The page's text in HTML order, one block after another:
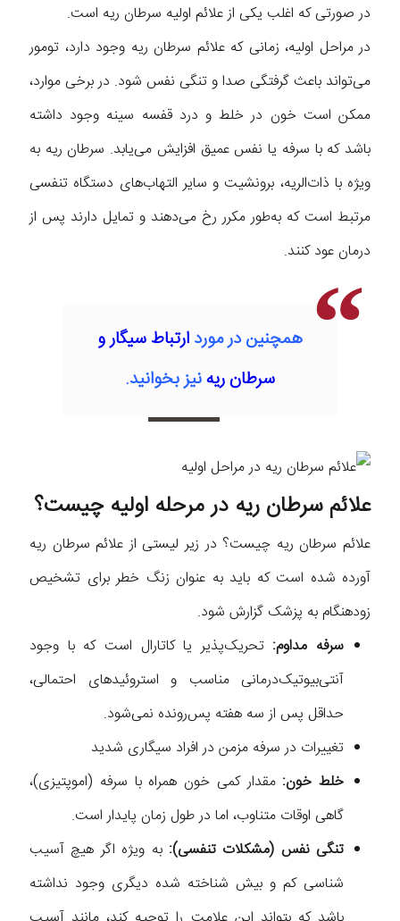
در صورتی که اغلب یکی از علائم اولیه سرطان ریه است.
در مراحل اولیه، زمانی که علائم سرطان ریه وجود دارد، تومور
می‌تواند باعث گرفتگی صدا و تنگی نفس شود. در برخی موارد،
ممکن است خون در خلط و درد قفسه سینه وجود داشته
باشد که با سرفه یا نفس عمیق افزایش می‌یابد. سرطان ریه به
ویژه با ذات‌الریه، برونشیت و سایر التهاب‌های دستگاه تنفسی
مرتبط است که به‌طور مکرر رخ می‌دهند و تمایل دارند پس از
درمان عود کنند.
همچنین در موردارتباط سیگار و
سرطان ریهنیز بخوانید.
علائم سرطان ریه در مرحله اولیه چیست؟
علائم سرطان ریه چیست؟ در زیر لیستی از علائم سرطان ریه
آورده شده است که باید به عنوان زنگ خطر برای تشخیص
زودهنگام به پزشک گزارش شود.
سرفه مداوم: تحریک‌پذیر یا کاتارال است که با وجود
آنتی‌بیوتیک‌درمانی مناسب و استروئیدهای احتمالی،
حداقل پس از سه هفته پس‌رونده نمی‌شود.
تغییرات در سرفه مزمن در افراد سیگاری شدید
خلط خون: مقدار کمی خون همراه با سرفه (اموپتیزی)،
گاهی اوقات متناوب، اما در طول زمان پایدار است.
تنگی نفس (مشکلات تنفسی): به ویژه اگر هیچ آسیب
شناسی کم و بیش شناخته شده دیگری وجود نداشته